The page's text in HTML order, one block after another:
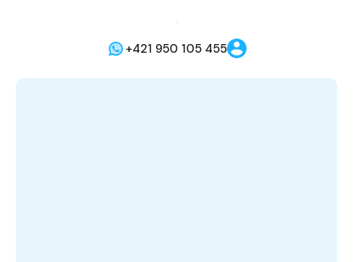
+421 950 105 455